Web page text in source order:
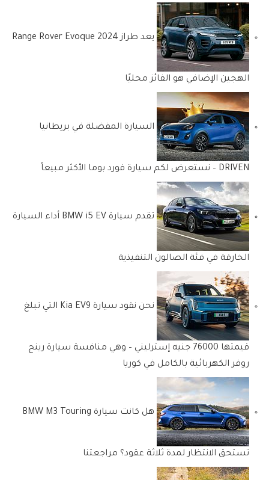
يعد طراز 2024 Range Rover Evoque
الهجين الإضافي هو الفائز محليًا
السيارة المفضلة في بريطانيا
DRIVEN – نستعرض لكم سيارة فورد بوما الأكثر مبيعاً
تقدم سيارة BMW i5 EV أداء السيارة
الخارقة في فئة الصالون التنفيذية
نحن نقود سيارة Kia EV9 التي تبلغ
قيمتها 76000 جنيه إسترليني – وهي منافسة سيارة رينج
روفر الكهربائية بالكامل في كوريا
هل كانت سيارة BMW M3 Touring
تستحق الانتظار لمدة ثلاثة عقود؟ مراجعتنا